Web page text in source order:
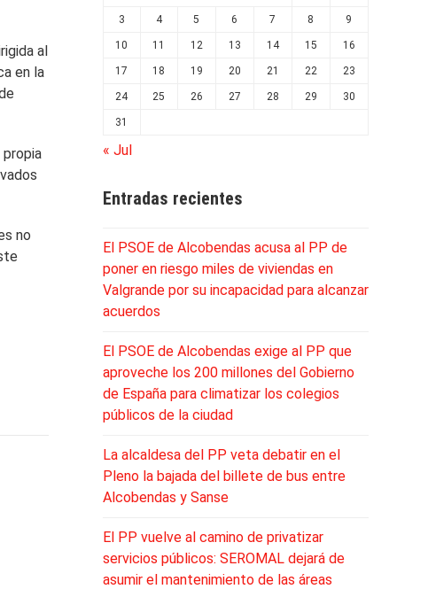
al
en la
no
3 4 5 6 7 8 9
10 11 12 13 14 15 16
17 18 19 20 21 22 23
24 25 26 27 28 29 30
31
« Jul
Entradas recientes
El PSOE de Alcobendas acusa al PP de
poner en riesgo miles de viviendas en
Valgrande por su incapacidad para alcanzar
acuerdos
El PSOE de Alcobendas exige al PP que
aproveche los 200 millones del Gobierno
de España para climatizar los colegios
públicos de la ciudad
La alcaldesa del PP veta debatir en el
Pleno la bajada del billete de bus entre
Alcobendas y Sanse
El PP vuelve al camino de privatizar
servicios públicos: SEROMAL dejará de
asumir el mantenimiento de las áreas